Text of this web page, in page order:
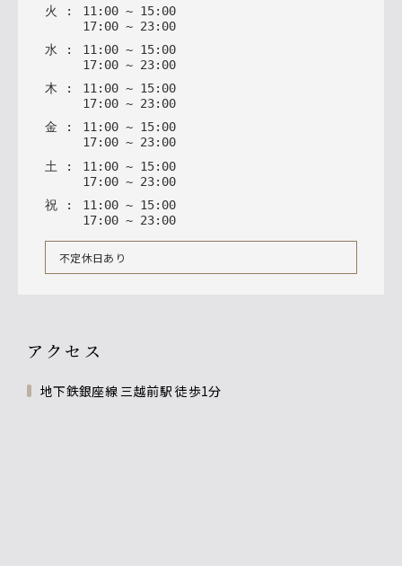
火
: 11 : 00 ~ 15: 00
17: 00 ~ 23: 00
水 : 11 : 00 ~ 15: 00
17: 00 ~ 23: 00
木 : 11: 00 ~ 15: 00
17: 00 ~ 23: 00
金 : 11: 00 ~ 15: 00
17: 00 ~ 23: 00
土 : 11 : 00 ~ 15: 00
17: 00 ~ 23: 00
祝 : 11 : 00 ~ 15: 00
17: 00 ~ 23: 00
不定休日あり
アクセス
地下鉄銀座線 三越前駅 徒歩1分